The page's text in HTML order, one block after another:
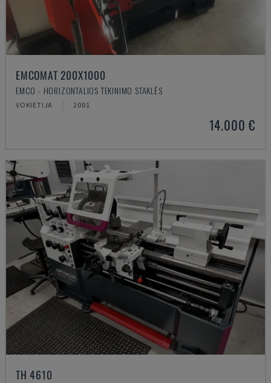
EMCOMAT 200X1000
EMCO - HORIZONTALIOS TEKINIMO STAKLĖS
VOKIETIJA 2001
14.000 €
TH 4610